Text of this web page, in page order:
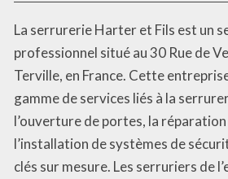
La serrurerie Harter et Fils est un
professionnel situé au 30 Rue de
Terville, en France. Cette
gamme de services liés à la
l’ouverture de portes, la
l’installation de systèmes de
clés sur mesure. Les serruriers de